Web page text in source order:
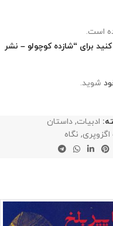
است.
برای “شازده کوچولو – نشر
شوید.
ادبیات, داستان
, نگاه